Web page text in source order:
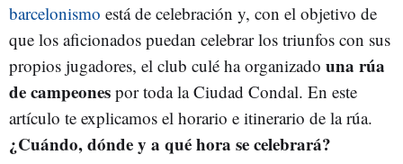
barcelonismo está de celebración y, con el objetivo de
que los aficionados puedan celebrar los triunfos con sus
propios jugadores, el club culé ha organizado una rúa
de campeones por toda la Ciudad Condal. En este
artículo te explicamos el horario e itinerario de la rúa.
¿Cuándo, dónde y a qué hora se celebrará?